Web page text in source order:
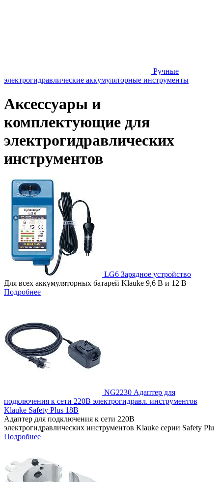
Ручные
электрогидравлические аккумуляторные инструменты
Аксессуары и
комплектующие для
электрогидравлических
инструментов
LG6 Зарядное устройство
Для всех аккумуляторных батарей Klauke 9,6 В и 12 В
Подробнее
NG2230 Адаптер для
подключения к сети 220В электрогидравл. инструментов
Klauke Safety Plus 18В
Адаптер для подключения к сети 220В
электрогидравлических инструментов Klauke серии Safety Plu
Подробнее